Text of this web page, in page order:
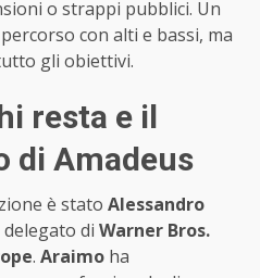
o strappi pubblici. Un
con alti e bassi, ma
gli obiettivi.
resta e il
di Amadeus
è stato Alessandro
di Warner Bros.
. Araimo ha